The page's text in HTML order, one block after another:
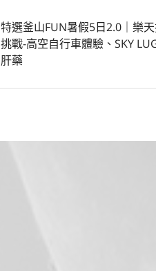
特選釜山FUN暑假5日2.0｜樂
挑戰-高空自行車體驗、SKY
肝藥